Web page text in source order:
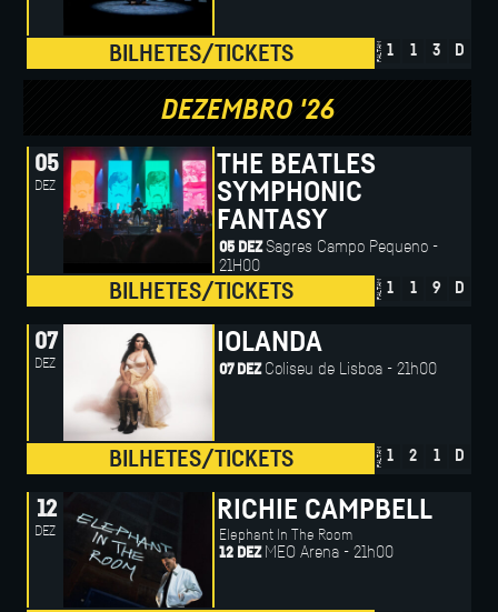
BILHETES/TICKETS FALTAM 1 1 3 D
DEZEMBRO '26
05
DEZ
THE BEATLES
SYMPHONIC
FANTASY
05 DEZ Sagres Campo Pequeno -
21H00
BILHETES/TICKETS FALTAM 1 1 9 D
07
DEZ
IOLANDA
07 DEZ Coliseu de Lisboa - 21h00
BILHETES/TICKETS FALTAM 1 2 1 D
12
DEZ
RICHIE CAMPBELL
Elephant In The Room
12 DEZ MEO Arena - 21h00